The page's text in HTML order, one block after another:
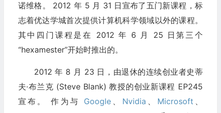
诺维格。 2012 年 5 月 31 日宣布了五门新课程，标
志着优达学城首次提供计算机科学领域以外的课程。
其中四门课程是在 2012 年 6 月 25 日第三个
“hexamester”开始时推出的。
2012 年 8 月 23 日，由退休的连续创业者史蒂
夫·布兰克 (Steve Blank) 教授的创业新课程 EP245
宣布。 作为与 Google、 Nvidia 、 Microsoft 、